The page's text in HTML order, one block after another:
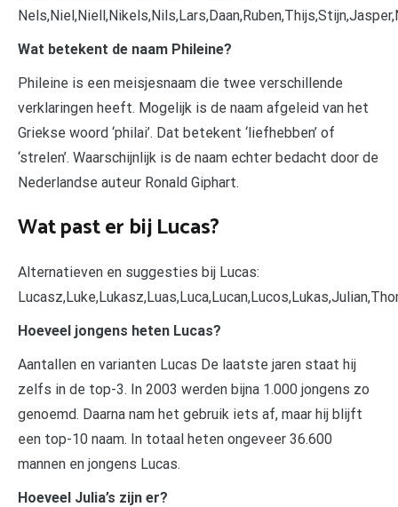
Wat betekent de naam Phileine?
Phileine is een meisjesnaam die twee verschillende
verklaringen heeft. Mogelijk is de naam afgeleid van het
Griekse woord ‘philai’. Dat betekent ‘liefhebben’ of
‘strelen’. Waarschijnlijk is de naam echter bedacht door de
Nederlandse auteur Ronald Giphart.
Wat past er bij Lucas?
Alternatieven en suggesties bij Lucas:
Hoeveel jongens heten Lucas?
Aantallen en varianten Lucas De laatste jaren staat hij
zelfs in de top-3. In 2003 werden bijna 1.000 jongens zo
genoemd. Daarna nam het gebruik iets af, maar hij blijft
een top-10 naam. In totaal heten ongeveer 36.600
mannen en jongens Lucas.
Hoeveel Julia’s zijn er?